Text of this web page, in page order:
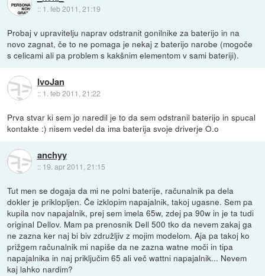
:: 1. feb 2011, 21:19
Probaj v upravitelju naprav odstranit gonilnike za baterijo in na
novo zagnat, če to ne pomaga je nekaj z baterijo narobe (mogoče
s celicami ali pa problem s kakšnim elementom v sami bateriji).
IvoJan
:: 1. feb 2011, 21:22
Prva stvar ki sem jo naredil je to da sem odstranil baterijo in spucal
kontakte :) nisem vedel da ima baterija svoje driverje O.o
anchyy
:: 19. apr 2011, 21:15
Tut men se dogaja da mi ne polni baterije, računalnik pa dela
dokler je priklopljen. Če izklopim napajalnik, takoj ugasne. Sem pa
kupila nov napajalnik, prej sem imela 65w, zdej pa 90w in je ta tudi
original Dellov. Mam pa prenosnik Dell 500 tko da nevem zakaj ga
ne zazna ker naj bi biv združljiv z mojim modelom. Aja pa takoj ko
prižgem računalnik mi napiše da ne zazna watne moči in tipa
napajalnika in naj priključim 65 ali več wattni napajalnik... Nevem
kaj lahko nardim?